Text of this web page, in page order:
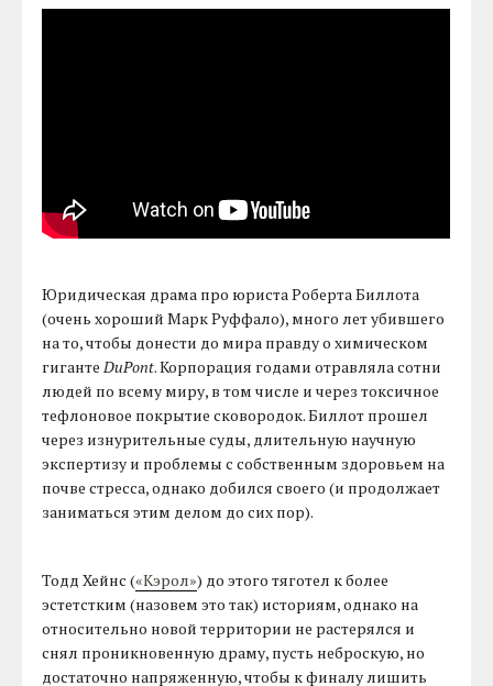
Юридическая драма про юриста Роберта Биллота
(очень хороший Марк Руффало), много лет убившего
на то, чтобы донести до мира правду о химическом
гигантеDuPont. Корпорация годами отравляла сотни
людей по всему миру, в том числе и через токсичное
тефлоновое покрытие сковородок. Биллот прошел
через изнурительные суды, длительную научную
экспертизу и проблемы с собственным здоровьем на
почве стресса, однако добился своего (и продолжает
заниматься этим делом до сих пор).
Тодд Хейнс («Кэрол») до этого тяготел к более
эстетстким (назовем это так) историям, однако на
относительно новой территории не растерялся и
снял проникновенную драму, пусть неброскую, но
достаточно напряженную, чтобы к финалу лишить